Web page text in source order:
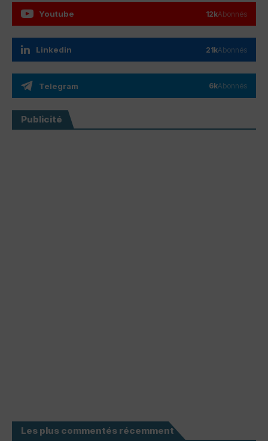
Youtube 12kAbonnés
Linkedin 21kAbonnés
Telegram 6kAbonnés
Publicité
Les plus commentés récemment